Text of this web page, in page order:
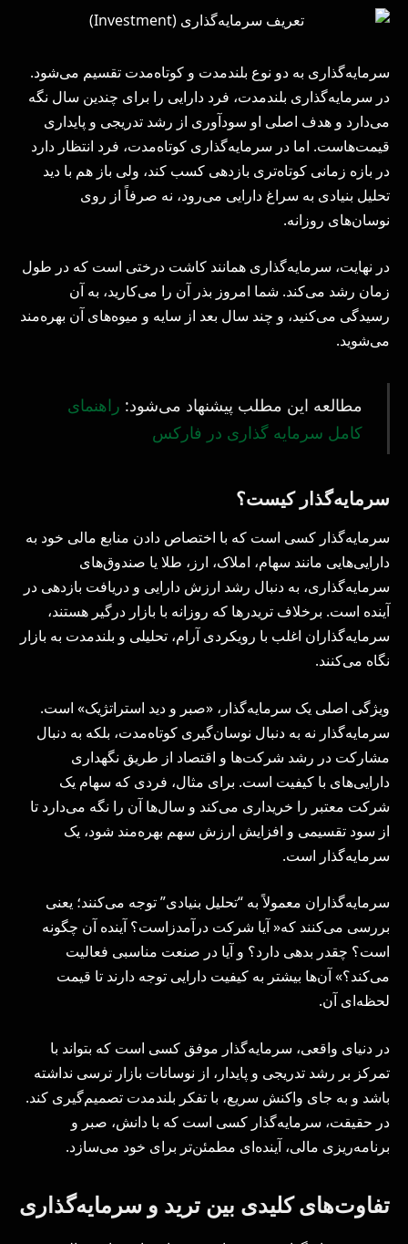
سرمایه‌گذاری به دو نوع بلندمدت و کوتاه‌مدت تقسیم می‌شود.
در سرمایه‌گذاری بلندمدت، فرد دارایی را برای چندین سال نگه
می‌دارد و هدف اصلی او سودآوری از رشد تدریجی و پایداری
قیمت‌هاست. اما در سرمایه‌گذاری کوتاه‌مدت، فرد انتظار دارد
در بازه زمانی کوتاه‌تری بازدهی کسب کند، ولی باز هم با دید
تحلیل بنیادی به سراغ دارایی می‌رود، نه صرفاً از روی
نوسان‌های روزانه.
در نهایت، سرمایه‌گذاری همانند کاشت درختی است که در طول
زمان رشد می‌کند. شما امروز بذر آن را می‌کارید، به آن
رسیدگی می‌کنید، و چند سال بعد از سایه و میوه‌های آن بهره‌مند
می‌شوید.
مطالعه این مطلب پیشنهاد می‌شود: راهنمای
کامل سرمایه گذاری در فارکس
سرمایه‌گذار کیست؟
سرمایه‌گذار کسی است که با اختصاص دادن منابع مالی خود به
دارایی‌هایی مانند سهام، املاک، ارز، طلا یا صندوق‌های
سرمایه‌گذاری، به دنبال رشد ارزش دارایی و دریافت بازدهی در
آینده است. برخلاف تریدرها که روزانه با بازار درگیر هستند،
سرمایه‌گذاران اغلب با رویکردی آرام، تحلیلی و بلندمدت به بازار
نگاه می‌کنند.
ویژگی اصلی یک سرمایه‌گذار، «صبر و دید استراتژیک» است.
سرمایه‌گذار نه به دنبال نوسان‌گیری کوتاه‌مدت، بلکه به دنبال
مشارکت در رشد شرکت‌ها و اقتصاد از طریق نگهداری
دارایی‌های با کیفیت است. برای مثال، فردی که سهام یک
شرکت معتبر را خریداری می‌کند و سال‌ها آن را نگه می‌دارد تا
از سود تقسیمی و افزایش ارزش سهم بهره‌مند شود، یک
سرمایه‌گذار است.
سرمایه‌گذاران معمولاً به “تحلیل بنیادی” توجه می‌کنند؛ یعنی
بررسی می‌کنند که« آیا شرکت درآمدزاست؟ آینده آن چگونه
است؟ چقدر بدهی دارد؟ و آیا در صنعت مناسبی فعالیت
می‌کند؟» آن‌ها بیشتر به کیفیت دارایی توجه دارند تا قیمت
لحظه‌ای آن.
در دنیای واقعی، سرمایه‌گذار موفق کسی است که بتواند با
تمرکز بر رشد تدریجی و پایدار، از نوسانات بازار ترسی نداشته
باشد و به جای واکنش سریع، با تفکر بلندمدت تصمیم‌گیری کند.
در حقیقت، سرمایه‌گذار کسی است که با دانش، صبر و
برنامه‌ریزی مالی، آینده‌ای مطمئن‌تر برای خود می‌سازد.
تفاوت‌های کلیدی بین ترید و سرمایه‌گذاری